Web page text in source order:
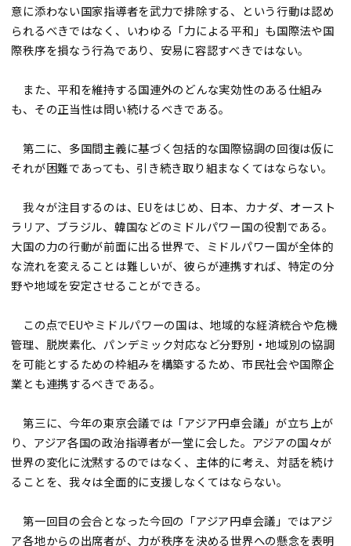
意に添わない国家指導者を武力で排除する、という行動は認め
られるべきではなく、いわゆる「力による平和」も国際法や国
際秩序を損なう行為であり、安易に容認すべきではない。
また、平和を維持する国連外のどんな実効性のある仕組み
も、その正当性は問い続けるべきである。
第二に、多国間主義に基づく包括的な国際協調の回復は仮に
それが困難であっても、引き続き取り組まなくてはならない。
我々が注目するのは、EUをはじめ、日本、カナダ、オースト
ラリア、ブラジル、韓国などのミドルパワー国の役割である。
大国の力の行動が前面に出る世界で、ミドルパワー国が全体的
な流れを変えることは難しいが、彼らが連携すれば、特定の分
野や地域を安定させることができる。
この点でEUやミドルパワーの国は、地域的な経済統合や危機
管理、脱炭素化、パンデミック対応など分野別・地域別の協調
を可能とするための枠組みを構築するため、市民社会や国際企
業とも連携するべきである。
第三に、今年の東京会議では「アジア円卓会議」が立ち上が
り、アジア各国の政治指導者が一堂に会した。アジアの国々が
世界の変化に沈黙するのではなく、主体的に考え、対話を続け
ることを、我々は全面的に支援しなくてはならない。
第一回目の会合となった今回の「アジア円卓会議」ではアジ
ア各地からの出席者が、力が秩序を決める世界への懸念を表明